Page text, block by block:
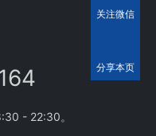
- 22:30。
关注微信
分享本页